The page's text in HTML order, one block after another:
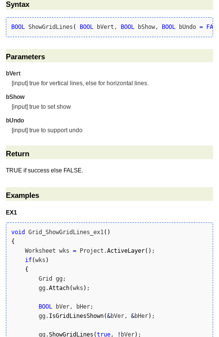
Syntax
BOOL ShowGridLines ( BOOL bVert, BOOL bShow, BOOL bUndo =
Parameters
bVert
[input] true for vertical lines, else for horizontal lines.
bShow
[input] true to set show
bUndo
[input] true to support undo
Return
TRUE if success else FALSE.
Examples
EX1
void Grid_ShowGridLines_ex1( )
{
    Worksheet wks
= Project.ActiveLayer( ) ;
if(wks )
{
        Grid gg;
        gg.
Attach(wks ) ;
BOOL bVer, bHer;
        gg.
IsGridLinesShown(&bVer, &bHer) ;
        gg.
ShowGridLines (true, ! bVer) ;